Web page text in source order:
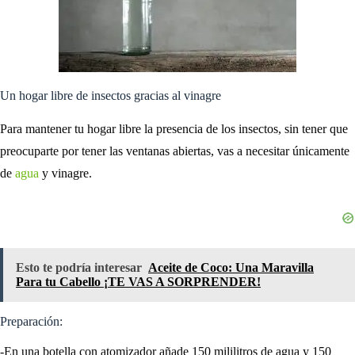
Un hogar libre de insectos gracias al vinagre
Para mantener tu hogar libre la presencia de los insectos, sin tener que
preocuparte por tener las ventanas abiertas, vas a necesitar únicamente
de agua y vinagre.
Esto te podría interesar Aceite de Coco: Una Maravilla
Para tu Cabello ¡TE VAS A SORPRENDER!
Preparación:
-En una botella con atomizador añade 150 mililitros de agua y 150